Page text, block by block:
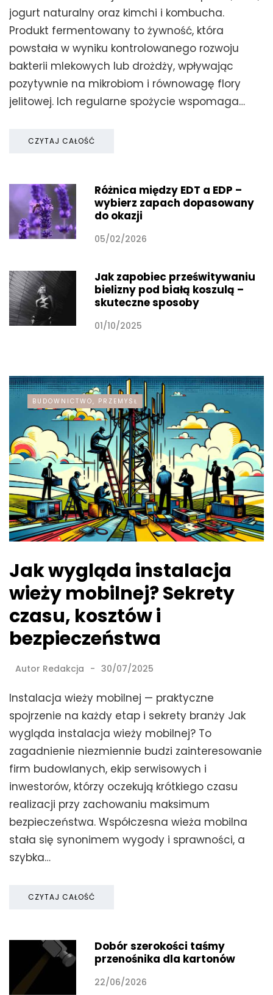
jogurt naturalny oraz kimchi i kombucha.
Produkt fermentowany to żywność, która
powstała w wyniku kontrolowanego rozwoju
bakterii mlekowych lub drożdży, wpływając
pozytywnie na mikrobiom i równowagę flory
jelitowej. Ich regularne spożycie wspomaga…
CZYTAJ CAŁOŚĆ
Różnica między EDT a EDP –
wybierz zapach dopasowany
do okazji
05/02/2026
Jak zapobiec prześwitywaniu
bielizny pod białą koszulą –
skuteczne sposoby
01/10/2025
BUDOWNICTWO, PRZEMYSŁ
Jak wygląda instalacja
wieży mobilnej? Sekrety
czasu, kosztów i
bezpieczeństwa
Autor Redakcja 30/07/2025
Instalacja wieży mobilnej — praktyczne
spojrzenie na każdy etap i sekrety branży Jak
wygląda instalacja wieży mobilnej? To
zagadnienie niezmiennie budzi zainteresowanie
firm budowlanych, ekip serwisowych i
inwestorów, którzy oczekują krótkiego czasu
realizacji przy zachowaniu maksimum
bezpieczeństwa. Współczesna wieża mobilna
stała się synonimem wygody i sprawności, a
szybka…
CZYTAJ CAŁOŚĆ
Dobór szerokości taśmy
przenośnika dla kartonów
22/06/2026